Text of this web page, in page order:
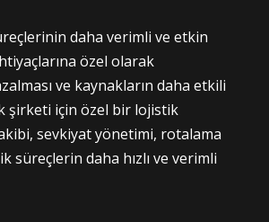
daha verimli ve etkin
özel olarak
ve kaynakların daha etkili
şirketi için özel bir lojistik
sevkiyat yönetimi, rotalama
daha hızlı ve verimli